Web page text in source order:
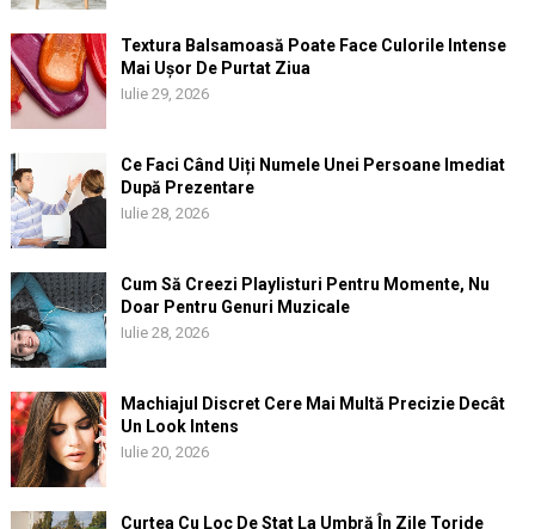
Textura Balsamoasă Poate Face Culorile Intense
Mai Ușor De Purtat Ziua
Iulie 29, 2026
Ce Faci Când Uiți Numele Unei Persoane Imediat
După Prezentare
Iulie 28, 2026
Cum Să Creezi Playlisturi Pentru Momente, Nu
Doar Pentru Genuri Muzicale
Iulie 28, 2026
Machiajul Discret Cere Mai Multă Precizie Decât
Un Look Intens
Iulie 20, 2026
Curtea Cu Loc De Stat La Umbră În Zile Toride